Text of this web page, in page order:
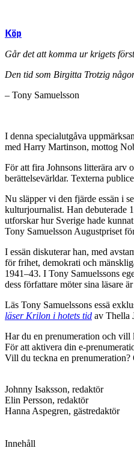
Köp
Går det att komma ur krigets
Den tid som Birgitta Trotzig
– Tony Samuelsson
I denna specialutgåva
med Harry Martinson, mottog
För att fira Johnsons litterära arv
berättelsevärldar. Texterna
Nu släpper vi den fjärde essän i
kulturjournalist. Han debuterade
utforskar hur Sverige hade
Tony Samuelsson Augustpriset
I essän diskuterar han, med
för frihet, demokrati och
1941–43. I Tony Samuelssons
dess författare möter sina läsare
Läs Tony Samuelssons essä
läser Krilon i hotets tid av Thella
Har du en prenumeration och vill
För att aktivera din e-
Vill du teckna en prenumeration?
Johnny Isaksson, redaktör
Elin Persson, redaktör
Hanna Aspegren, gästredaktör
Innehåll